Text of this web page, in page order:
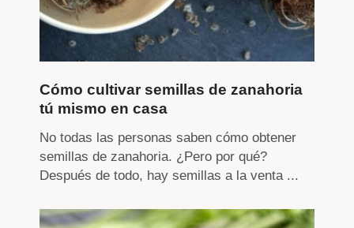
Cómo cultivar semillas de zanahoria
tú mismo en casa
No todas las personas saben cómo obtener
semillas de zanahoria. ¿Pero por qué?
Después de todo, hay semillas a la venta ...